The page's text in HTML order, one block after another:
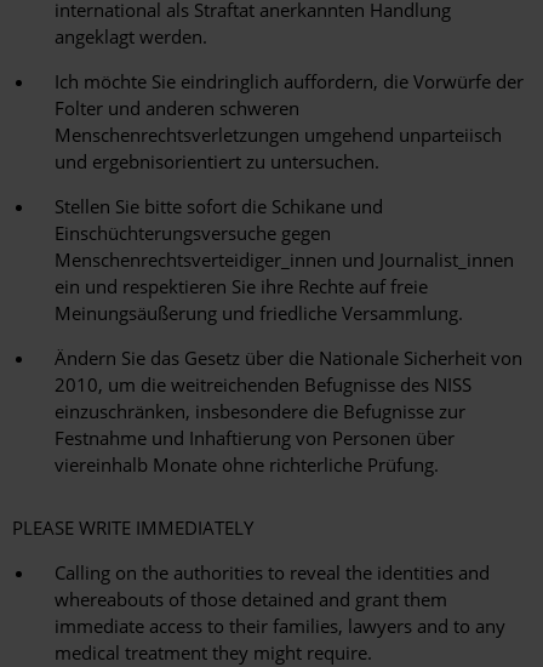
international als Straftat anerkannten Handlung
angeklagt werden.
Ich möchte Sie eindringlich auffordern, die Vorwürfe der
Folter und anderen schweren
Menschenrechtsverletzungen umgehend unparteiisch
und ergebnisorientiert zu untersuchen.
Stellen Sie bitte sofort die Schikane und
Einschüchterungsversuche gegen
Menschenrechtsverteidiger_innen und Journalist_innen
ein und respektieren Sie ihre Rechte auf freie
Meinungsäußerung und friedliche Versammlung.
Ändern Sie das Gesetz über die Nationale Sicherheit von
2010, um die weitreichenden Befugnisse des NISS
einzuschränken, insbesondere die Befugnisse zur
Festnahme und Inhaftierung von Personen über
viereinhalb Monate ohne richterliche Prüfung.
PLEASE WRITE IMMEDIATELY
Calling on the authorities to reveal the identities and
whereabouts of those detained and grant them
immediate access to their families, lawyers and to any
medical treatment they might require.